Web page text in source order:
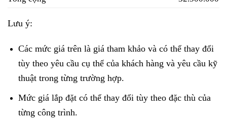
Lưu ý:
Các mức giá trên là giá tham khảo và có thể thay đổi
tùy theo yêu cầu cụ thể của khách hàng và yêu cầu kỹ
thuật trong từng trường hợp.
Mức giá lắp đặt có thể thay đổi tùy theo đặc thù của
từng công trình.